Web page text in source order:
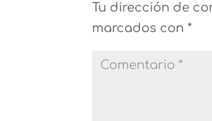
Tu dirección de
marcados con *